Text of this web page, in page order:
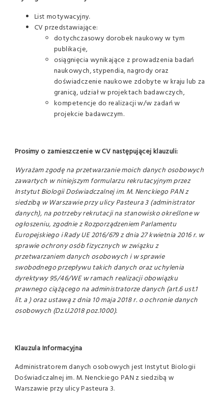
List motywacyjny.
CV przedstawiające:
dotychczasowy dorobek naukowy w tym
publikacje,
osiągnięcia wynikające z prowadzenia badań
naukowych, stypendia, nagrody oraz
doświadczenie naukowe zdobyte w kraju lub za
granicą, udział w projektach badawczych,
kompetencje do realizacji w/w zadań w
projekcie badawczym.
Prosimy o zamieszczenie w CV następującej klauzuli:
Wyrażam zgodę na przetwarzanie moich danych osobowych
zawartych w niniejszym formularzu rekrutacyjnym przez
Instytut Biologii Doświadczalnej im. M. Nenckiego PAN z
siedzibą w Warszawie przy ulicy Pasteura 3 (administrator
danych), na potrzeby rekrutacji na stanowisko określone w
ogłoszeniu, zgodnie z Rozporządzeniem Parlamentu
Europejskiego i Rady UE 2016/679 z dnia 27 kwietnia 2016 r. w
sprawie ochrony osób fizycznych w związku z
przetwarzaniem danych osobowych i w sprawie
swobodnego przepływu takich danych oraz uchylenia
dyrektywy 95/46/WE w ramach realizacji obowiązku
prawnego ciążącego na administratorze danych (art.6 ust.1
lit. a ) oraz ustawą z dnia 10 maja 2018 r. o ochronie danych
osobowych (Dz.U.2018 poz.1000).
Klauzula Informacyjna
Administratorem danych osobowych jest Instytut Biologii
Doświadczalnej im. M. Nenckiego PAN z siedzibą w
Warszawie przy ulicy Pasteura 3.